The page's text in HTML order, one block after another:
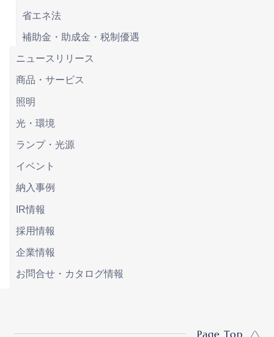
省エネ法
補助金・助成金・税制優遇
ニュースリリース
商品・サービス
照明
光・環境
ランプ・光源
イベント
納入事例
IR情報
採用情報
企業情報
お問合せ・カタログ情報
Page Top